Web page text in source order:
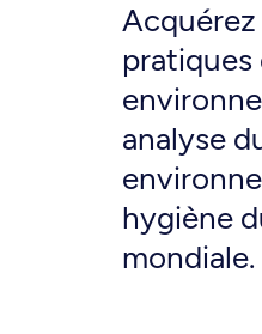
pratiques
analyse
hygiène
mondiale.